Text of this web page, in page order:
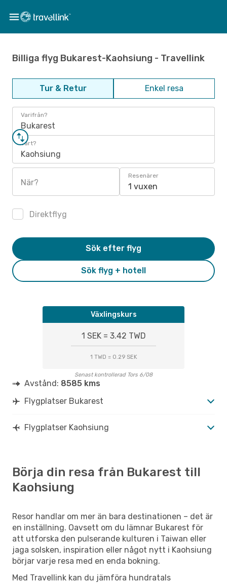
Billiga flyg Bukarest-Kaohsiung - Travellink
Tur & Retur Enkel resa
Varifrån?
Bukarest
Vart?
Kaohsiung
När?
Resenärer
1 vuxen
Direktflyg
Sök flyg + hotell
Sök efter flyg
Växlingskurs
1 SEK = 3.42 TWD
1 TWD = 0.29 SEK
Senast kontrollerad Tors 6/08
Avstånd: 8585 kms
Flygplatser Bukarest
Flygplatser Kaohsiung
Börja din resa från Bukarest till
Kaohsiung
Resor handlar om mer än bara destinationen – det är
en inställning. Oavsett om du lämnar Bukarest för
att utforska den pulserande kulturen i Taiwan eller
jaga solsken, inspiration eller något nytt i Kaohsiung
börjar varje resa med en enda bokning.
Med Travellink kan du jämföra hundratals